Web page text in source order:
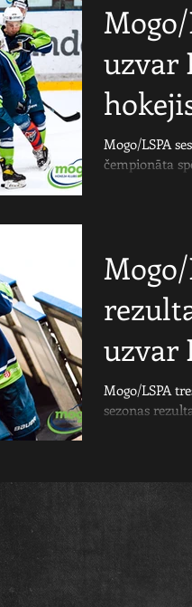
uzvar
Mogo/LSPA
čempionāta
uzvar
Mogo/LSPA
sezonas